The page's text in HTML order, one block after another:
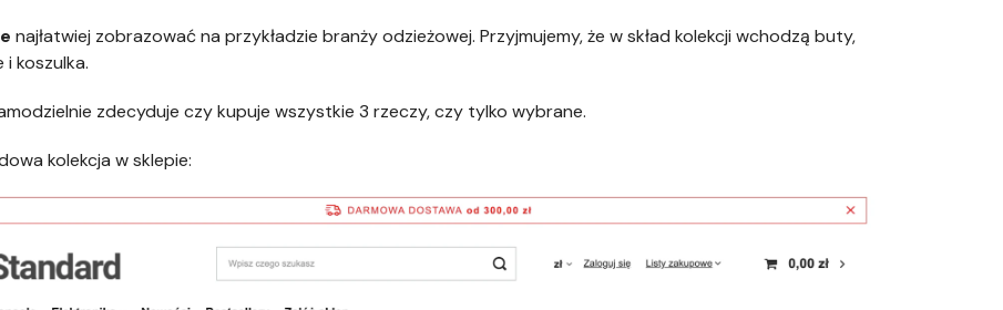
najłatwiej zobrazować na przykładzie branży odzieżowej. Przyjmujemy, że w skład kolekcji wchodzą buty,
i koszulka.
zdecyduje czy kupuje wszystkie 3 rzeczy, czy tylko wybrane.
kolekcja w sklepie: